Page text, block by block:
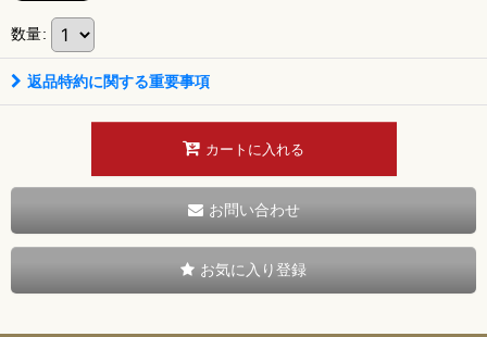
数量:
返品特約に関する重要事項
カートに入れる
お問い合わせ
お気に入り登録